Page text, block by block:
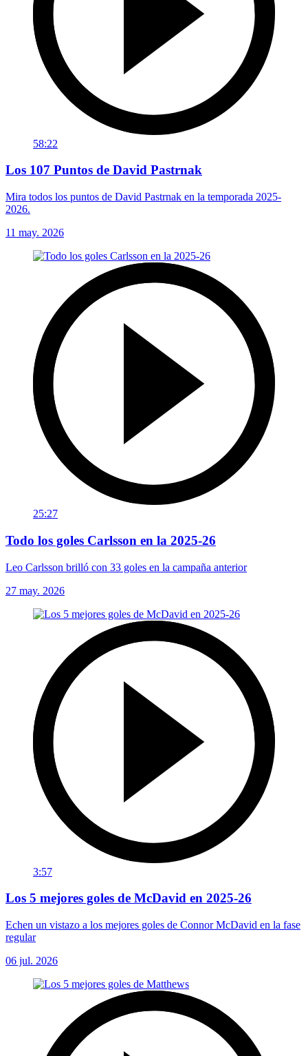
58:22
Los 107 Puntos de David Pastrnak
Mira todos los puntos de David Pastrnak en la temporada 2025-
2026.
11 may. 2026
25:27
Todo los goles Carlsson en la 2025-26
Leo Carlsson brilló con 33 goles en la campaña anterior
27 may. 2026
3:57
Los 5 mejores goles de McDavid en 2025-26
Echen un vistazo a los mejores goles de Connor McDavid en la fase
regular
06 jul. 2026